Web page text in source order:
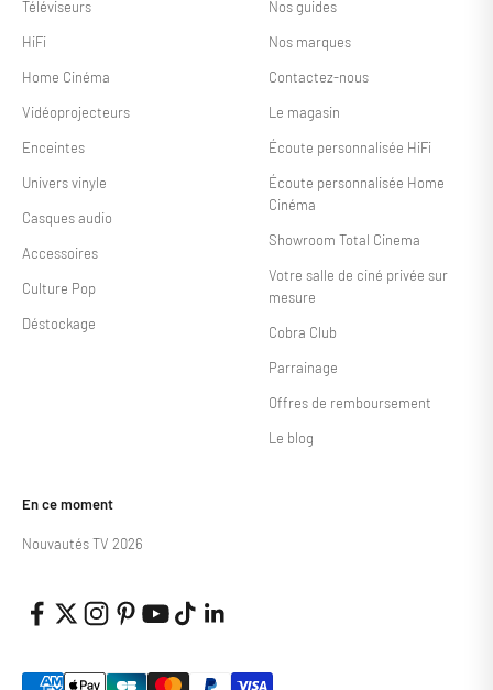
Téléviseurs
HiFi
Home Cinéma
Vidéoprojecteurs
Enceintes
Univers vinyle
Casques audio
Accessoires
Culture Pop
Déstockage
Nos guides
Nos marques
Contactez-nous
Le magasin
Écoute personnalisée HiFi
Écoute personnalisée Home
Cinéma
Showroom Total Cinema
Votre salle de ciné privée sur
mesure
Cobra Club
Parrainage
Offres de remboursement
Le blog
En ce moment
Nouvautés TV 2026